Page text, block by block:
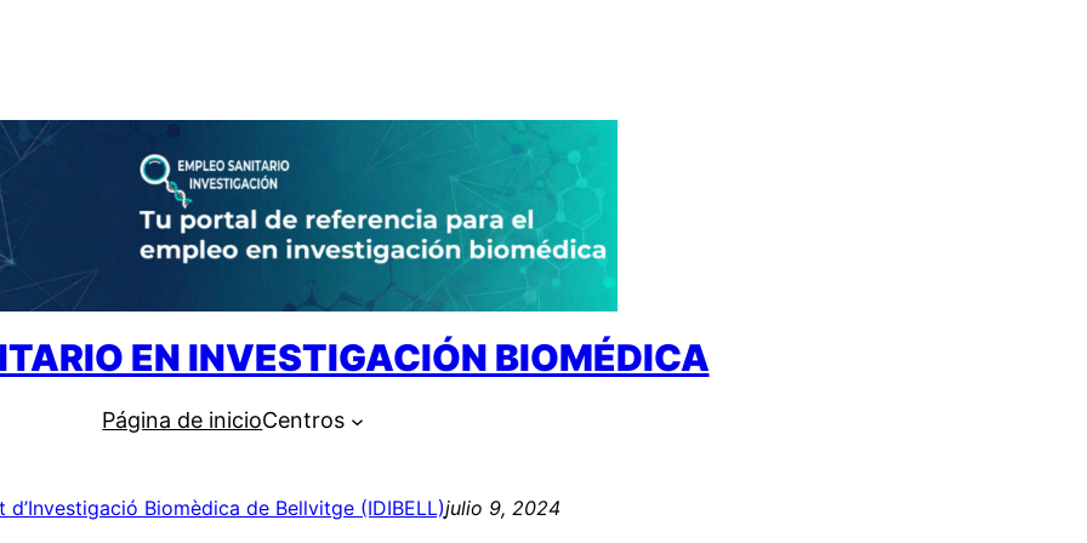
EN INVESTIGACIÓN BIOMÉDICA
Página de inicioCentros
d’Investigació Biomèdica de Bellvitge (IDIBELL)julio 9, 2024